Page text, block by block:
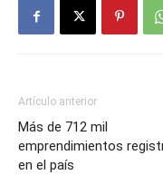
Artículo anterior
Más de 712 mil
emprendimientos
en el país